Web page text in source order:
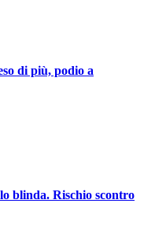
di più, podio a
blinda. Rischio scontro